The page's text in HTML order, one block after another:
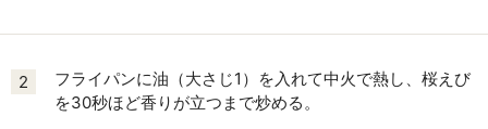
2
フライパンに油（大さじ1）を入れて中火で熱し、桜えび
を30秒ほど香りが立つまで炒める。